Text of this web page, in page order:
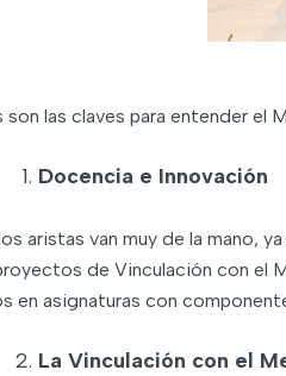
son las claves para entender el
Docencia e Innovación
aristas van muy de la mano,
de Vinculación con el
en asignaturas con
La Vinculación con el